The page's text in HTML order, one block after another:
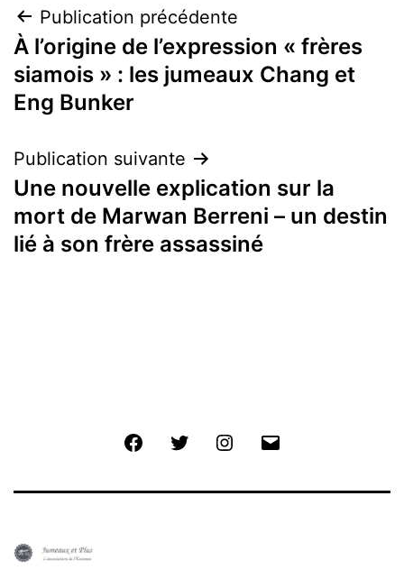
Navigation
de
l’article
Publication précédente
À l’origine de l’expression « frères
siamois » : les jumeaux Chang et
Eng Bunker
Publication suivante
Une nouvelle explication sur la
mort de Marwan Berreni – un destin
lié à son frère assassiné
FacebookTwitter Instagram